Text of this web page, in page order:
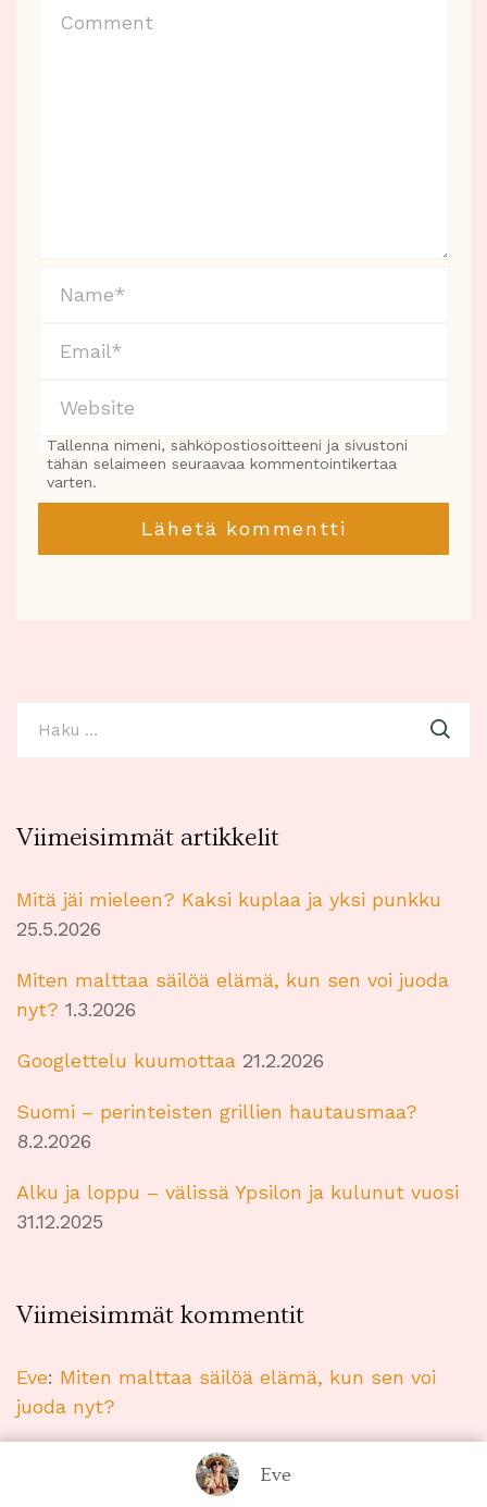
Eve
Tallenna nimeni, sähköpostiosoitteeni ja sivustoni
tähän selaimeen seuraavaa kommentointikertaa
varten.
Viimeisimmät artikkelit
Mitä jäi mieleen? Kaksi kuplaa ja yksi punkku
25.5.2026
Miten malttaa säilöä elämä, kun sen voi juoda
nyt? 1.3.2026
Googlettelu kuumottaa 21.2.2026
Suomi – perinteisten grillien hautausmaa?
8.2.2026
Alku ja loppu – välissä Ypsilon ja kulunut vuosi
31.12.2025
Viimeisimmät kommentit
Eve: Miten malttaa säilöä elämä, kun sen voi
juoda nyt?
Miten malttaa säilöä elämä, kun sen voi